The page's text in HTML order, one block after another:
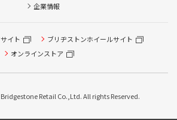
企業情報
イト
ブリヂストンホイールサイト
オンラインストア
Retail Co.,Ltd. All rights Reserved.
点検/タイヤ履き替え/オイル交換/その他
替え順番待ち予約 ※クローク契約会員の